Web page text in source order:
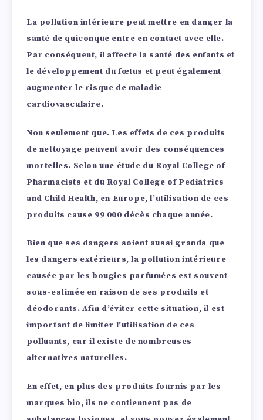
La pollution intérieure peut mettre en danger la
santé de quiconque entre en contact avec elle.
Par conséquent, il affecte la santé des enfants et
le développement du fœtus et peut également
augmenter le risque de maladie
cardiovasculaire.
Non seulement que. Les effets de ces produits
de nettoyage peuvent avoir des conséquences
mortelles. Selon une étude du Royal College of
Pharmacists et du Royal College of Pediatrics
and Child Health, en Europe, l’utilisation de ces
produits cause 99 000 décès chaque année.
Bien que ses dangers soient aussi grands que
les dangers extérieurs, la pollution intérieure
causée par les bougies parfumées est souvent
sous-estimée en raison de ses produits et
déodorants. Afin d’éviter cette situation, il est
important de limiter l’utilisation de ces
polluants, car il existe de nombreuses
alternatives naturelles.
En effet, en plus des produits fournis par les
marques bio, ils ne contiennent pas de